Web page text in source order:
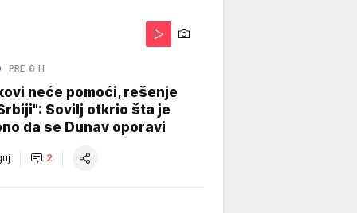
PRE 6 H
neće pomoći, rešenje
Sovilj otkrio šta je
da se Dunav oporavi
2